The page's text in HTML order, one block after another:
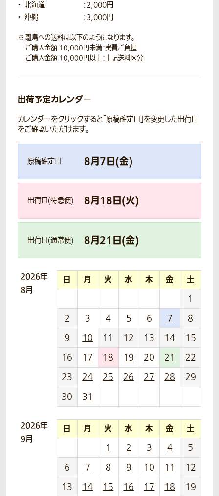
北海道
：2,000円
沖縄
：3,000円
離島への送料は以下のようになります。
ご購入金額 10,000円未満：実費ご負担
ご購入金額 10,000円以上：上記送料区分
出荷予定カレンダー
カレンダーをクリックすると「原稿確定日」を変更した出荷日
をご確認いただけます。
原稿確定日 8月7日(金)
出荷日(特急便) 8月18日(火)
出荷日(通常便) 8月21 日(金)
2026年
8月
日 月 火 水 木 金 土
1
2
3 4 5 6 7
8
9
10 11 12 13 14
15
16
17 18 19 20 21
22
23
24 25 26 27 28
29
30
31
2026年
9月
日 月 火 水 木 金 土
1 2 3 4
5
6
7 8 9 10 11
12
13
14 15 16 17 18
19